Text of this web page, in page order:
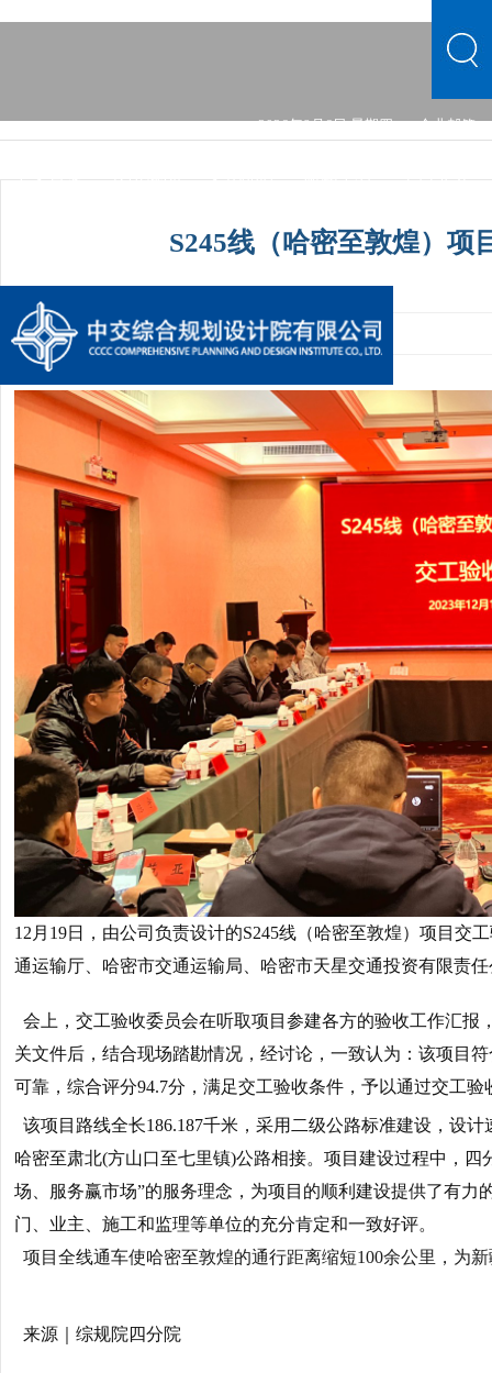
2026年8月6日 星期四 企业邮箱
中文首页 公司概况 文化品牌 新闻中心 主营业务
S245线（哈密至敦煌）项
发布时间：2023-12-22 07:56:40手机阅读量：1
12月19日，由公司负责设计的S245线（哈密至敦煌）项目交
通运输厅、哈密市交通运输局、哈密市天星交通投资有限责
会上，交工验收委员会在听取项目参建各方的验收工作汇
关文件后，结合现场踏勘情况，经讨论，一致认为：该项目
可靠，综合评分94.7分，满足交工验收条件，予以通过交工验
该项目路线全长186.187千米，采用二级公路标准建设，设
哈密至肃北(方山口至七里镇)公路相接。项目建设过程中，
场、服务赢市场”的服务理念，为项目的顺利建设提供了有力
门、业主、施工和监理等单位的充分肯定和一致好评。
项目全线通车使哈密至敦煌的通行距离缩短100余公里，为
来源｜综规院四分院